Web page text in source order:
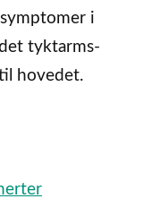
i
tyktarms-
hovedet.